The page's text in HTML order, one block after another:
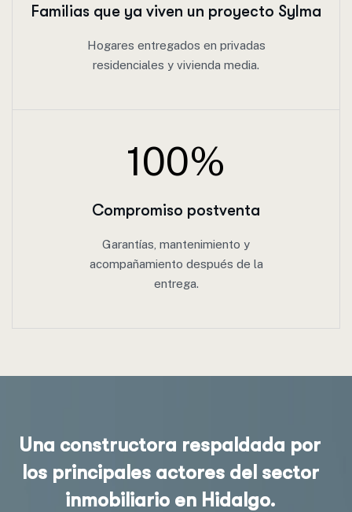
Familias que ya viven un proyecto Sylma
Hogares entregados en privadas
residenciales y vivienda media.
100%
Compromiso postventa
Garantías, mantenimiento y
acompañamiento después de la
entrega.
Una constructora respa dada por
os principa es actores del sector
inmobil iario en Hida go.